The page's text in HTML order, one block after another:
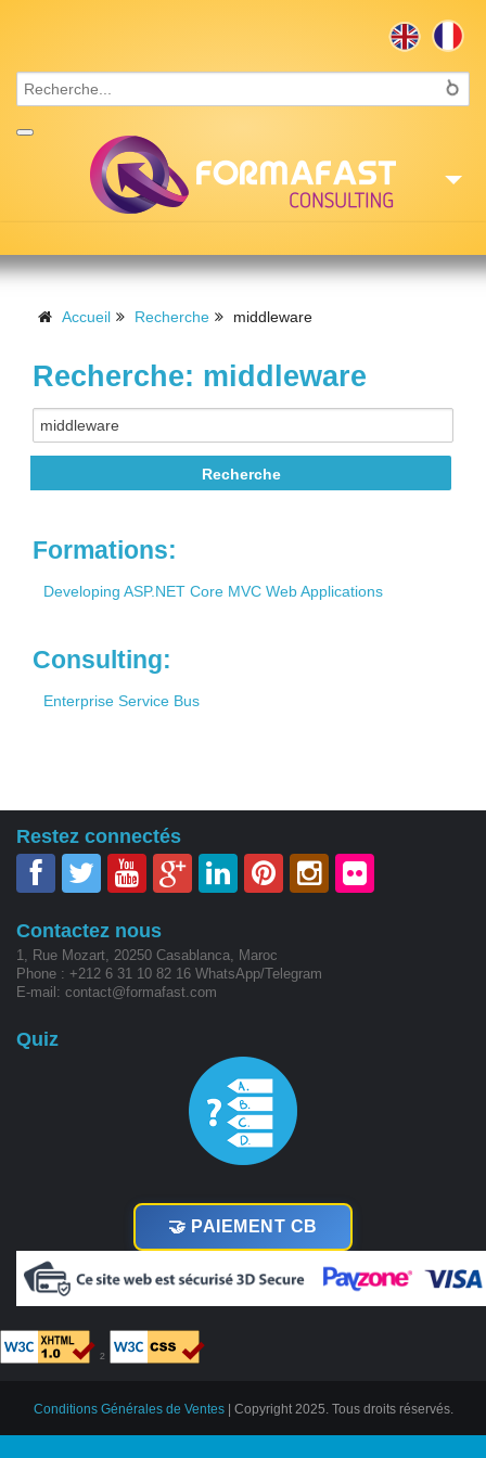
Recrutement
Contact
Accueil Recherche middleware
Recherche: middleware
Formations:
Developing ASP.NET Core MVC Web Applications
Consulting:
Enterprise Service Bus
Restez connectés
Contactez nous
1, Rue Mozart, 20250 Casablanca, Maroc
Phone : +212 6 31 10 82 16 WhatsApp/Telegram
E-mail: contact@formafast.com
Quiz
🤝 PAIEMENT CB
²
Conditions Générales de Ventes| Copyright 2025. Tous droits réservés.